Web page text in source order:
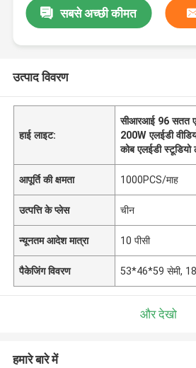
सबसे अच्छी कीमत
उत्पाद विवरण
हाई लाइट:
सीआरआई 96 सतत
200W एलईडी
कोब एलईडी स्टूडियो
आपूर्ति की क्षमता 1000PCS/माह
उत्पत्ति के प्लेस चीन
न्यूनतम आदेश मात्रा 10 पीसी
पैकेजिंग विवरण 53*46*59 सेमी, 18
और देखो
हमारे बारे में